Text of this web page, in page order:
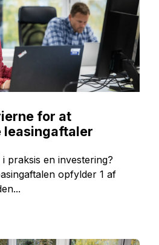
for at
leasingaftaler
praksis en investering?
opfylder 1 af